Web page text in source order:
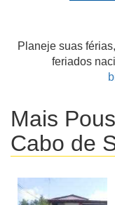
Planeje suas
feriados
Mais
Cabo de